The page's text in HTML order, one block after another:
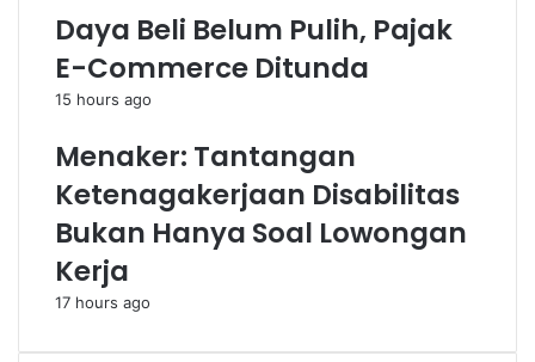
Daya Beli Belum Pulih, Pajak
E-Commerce Ditunda
15 hours ago
Menaker: Tantangan
Ketenagakerjaan Disabilitas
Bukan Hanya Soal Lowongan
Kerja
17 hours ago